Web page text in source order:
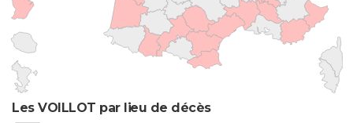
Les VOILLOT par lieu de décès